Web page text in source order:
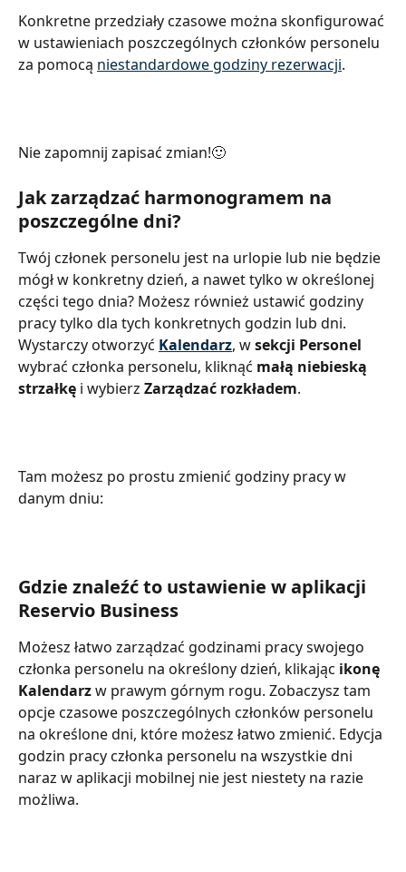
Konkretne przedziały czasowe można skonfigurować
w ustawieniach poszczególnych członków personelu
za pomocą niestandardowe godziny rezerwacji.
Nie zapomnij zapisać zmian!🙂
Jak zarządzać harmonogramem na
poszczególne dni?
Twój członek personelu jest na urlopie lub nie będzie
mógł w konkretny dzień, a nawet tylko w określonej
części tego dnia? Możesz również ustawić godziny
pracy tylko dla tych konkretnych godzin lub dni.
Wystarczy otworzyć Kalendarz, w sekcji Personel
wybrać członka personelu, kliknąć małą niebieską
strzałkę i wybierz Zarządzać rozkładem.
Tam możesz po prostu zmienić godziny pracy w
danym dniu:
Gdzie znaleźć to ustawienie w aplikacji
Reservio Business
Możesz łatwo zarządzać godzinami pracy swojego
członka personelu na określony dzień, klikając ikonę
Kalendarz w prawym górnym rogu. Zobaczysz tam
opcje czasowe poszczególnych członków personelu
na określone dni, które możesz łatwo zmienić. Edycja
godzin pracy członka personelu na wszystkie dni
naraz w aplikacji mobilnej nie jest niestety na razie
możliwa.